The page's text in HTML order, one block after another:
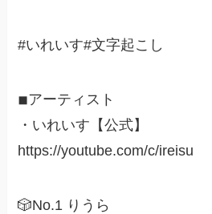
#いれいす#文字起こし
◾︎アーティスト
・いれいす【公式】
https://youtube.com/c/ireisu
🎲No.1 りうら